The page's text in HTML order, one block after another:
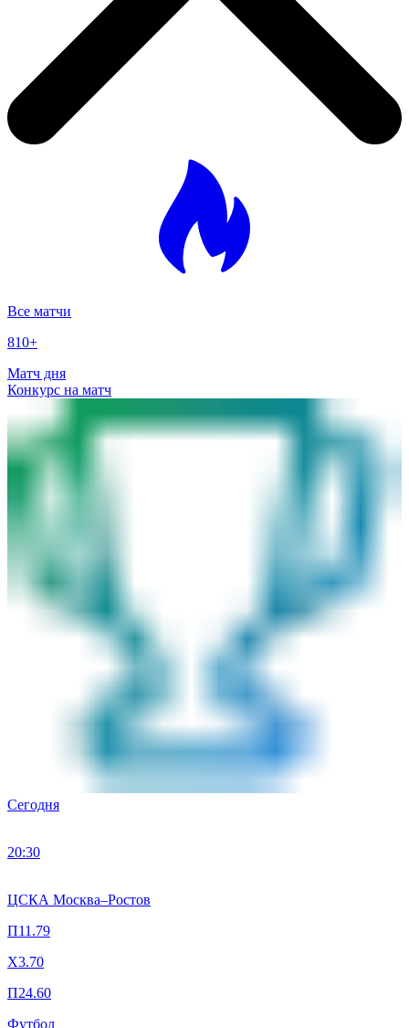
Все матчи
810+
Матч дня
Конкурс на матч
Сегодня
20:30
ЦСКА Москва–Ростов
П11.79
X3.70
П24.60
Футбол